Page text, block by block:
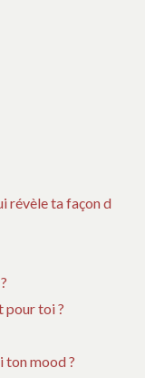
révèle ta façon d
pour toi ?
ton mood ?